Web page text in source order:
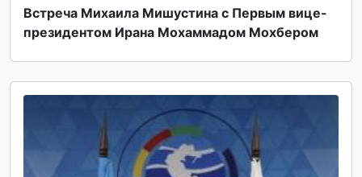
Встреча Михаила Мишустина с Первым вице-
президентом Ирана Мохаммадом Мохбером